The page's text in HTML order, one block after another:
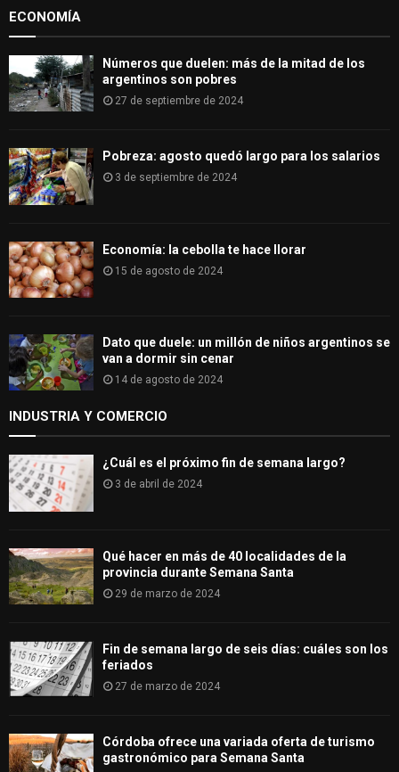
H
ECONOMÍA
Números que duelen: más de la mitad de los
argentinos son pobres
27 de septiembre de 2024
Pobreza: agosto quedó largo para los salarios
3 de septiembre de 2024
Economía: la cebolla te hace llorar
15 de agosto de 2024
Dato que duele: un millón de niños argentinos se
van a dormir sin cenar
14 de agosto de 2024
INDUSTRIA Y COMERCIO
¿Cuál es el próximo fin de semana largo?
3 de abril de 2024
Qué hacer en más de 40 localidades de la
provincia durante Semana Santa
29 de marzo de 2024
Fin de semana largo de seis días: cuáles son los
feriados
27 de marzo de 2024
Córdoba ofrece una variada oferta de turismo
gastronómico para Semana Santa